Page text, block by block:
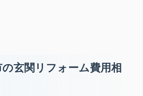
玄関リフォーム費用相